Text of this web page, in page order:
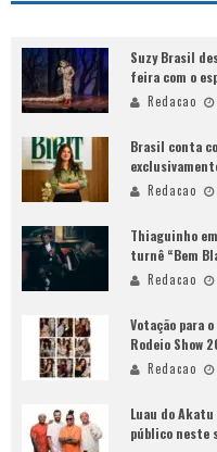
Suzy Brasil
feira com o
Redacao
Brasil conta
Redacao
Thiaguinho
turnê “Bem
Redacao
Votação para
Rodeio Show
Redacao
Luau do
público neste